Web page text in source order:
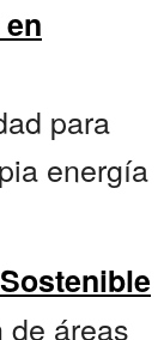
para
energía
de áreas